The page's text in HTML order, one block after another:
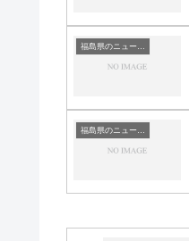
福島県のニュース一覧
福島県のニュース一覧